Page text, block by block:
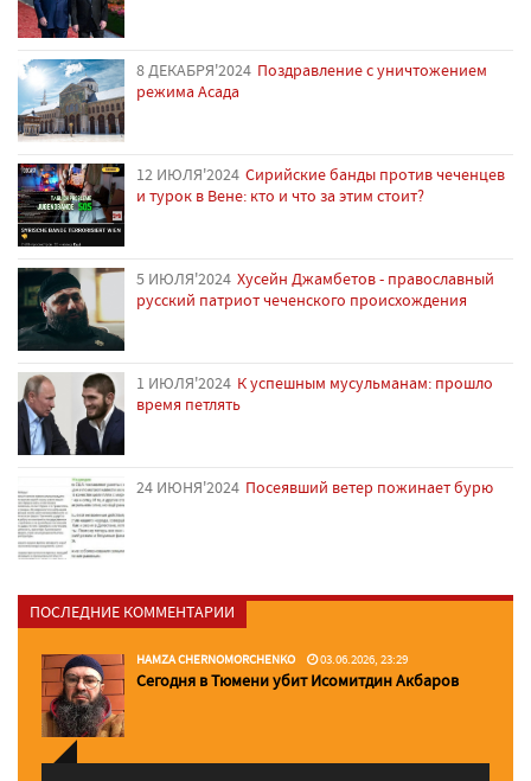
8 ДЕКАБРЯ'2024 Поздравление с уничтожением
режима Асада
12 ИЮЛЯ'2024 Сирийские банды против чеченцев
и турок в Вене: кто и что за этим стоит?
5 ИЮЛЯ'2024 Хусейн Джамбетов - православный
русский патриот чеченского происхождения
1 ИЮЛЯ'2024 К успешным мусульманам: прошло
время петлять
24 ИЮНЯ'2024 Посеявший ветер пожинает бурю
ПОСЛЕДНИЕ КОММЕНТАРИИ
HAMZA CHERNOMORCHENKO 03.06.2026, 23:29
Сегодня в Тюмени убит Исомитдин Акбаров